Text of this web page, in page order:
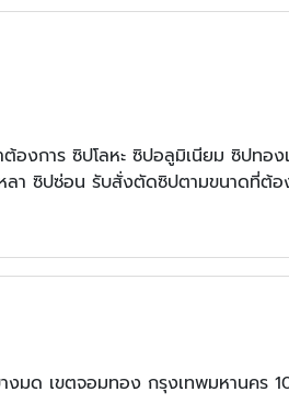
องการ ซิปโลหะ ซิปอลูมิเนียม ซิปท
ซิปซ่อน รับสั่งตัดซิปตามขนาดที่ต้อ
มด เขตจอมทอง กรุงเทพมหานคร